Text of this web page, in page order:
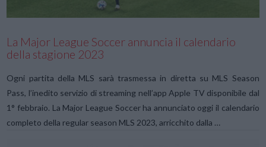
La Major League Soccer annuncia il calendario
della stagione 2023
Ogni partita della MLS sarà trasmessa in diretta su MLS Season
Pass, l’inedito servizio di streaming nell’app Apple TV disponibile dal
1° febbraio. La Major League Soccer ha annunciato oggi il calendario
completo della regular season MLS 2023, arricchito dalla …